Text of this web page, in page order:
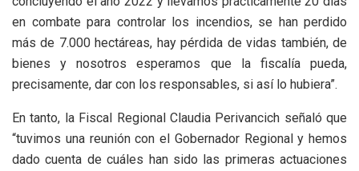
en combate para controlar los incendios, se han perdido
más de 7.000 hectáreas, hay pérdida de vidas también, de
bienes y nosotros esperamos que la fiscalía pueda,
precisamente, dar con los responsables, si así lo hubiera”.
En tanto, la Fiscal Regional Claudia Perivancich señaló que
“tuvimos una reunión con el Gobernador Regional y hemos
dado cuenta de cuáles han sido las primeras actuaciones